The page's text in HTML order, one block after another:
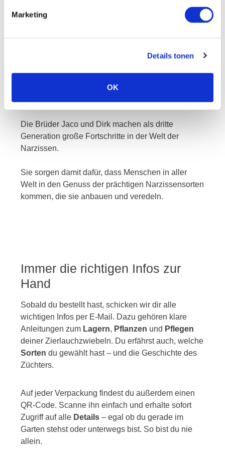
Marketing
Details tonen
OK
jaco und dirk
Die Brüder Jaco und Dirk machen als dritte
Generation große Fortschritte in der Welt der
Narzissen.
Sie sorgen damit dafür, dass Menschen in aller
Welt in den Genuss der prächtigen Narzissensorten
kommen, die sie anbauen und veredeln.
Immer die richtigen Infos zur
Hand
Sobald du bestellt hast, schicken wir dir alle
wichtigen Infos per E-Mail. Dazu gehören klare
Anleitungen zum Lagern, Pflanzen und Pflegen
deiner Zierlauchzwiebeln. Du erfährst auch, welche
Sorten du gewählt hast – und die Geschichte des
Züchters.
Auf jeder Verpackung findest du außerdem einen
QR-Code. Scanne ihn einfach und erhalte sofort
Zugriff auf alle Details – egal ob du gerade im
Garten stehst oder unterwegs bist. So bist du nie
allein.